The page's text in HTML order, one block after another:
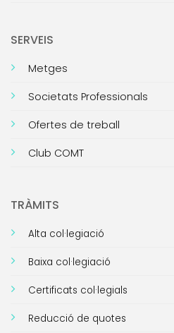
SERVEIS
Metges
Societats Professionals
Ofertes de treball
Club COMT
TRÀMITS
Alta col·legiació
Baixa col·legiació
Certificats col·legials
Reducció de quotes